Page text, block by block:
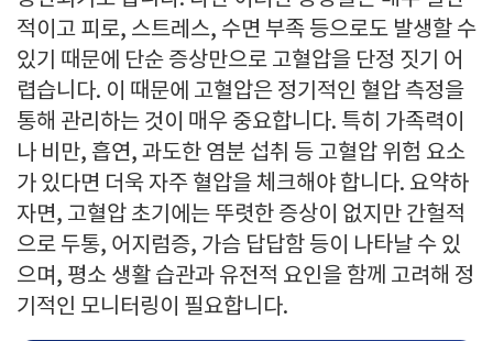
적이고 피로, 스트레스, 수면 부족 등으로도 발생할 수
있기 때문에 단순 증상만으로 고혈압을 단정 짓기 어
렵습니다. 이 때문에 고혈압은 정기적인 혈압 측정을
통해 관리하는 것이 매우 중요합니다. 특히 가족력이
나 비만, 흡연, 과도한 염분 섭취 등 고혈압 위험 요소
가 있다면 더욱 자주 혈압을 체크해야 합니다. 요약하
자면, 고혈압 초기에는 뚜렷한 증상이 없지만 간헐적
으로 두통, 어지럼증, 가슴 답답함 등이 나타날 수 있
으며, 평소 생활 습관과 유전적 요인을 함께 고려해 정
기적인 모니터링이 필요합니다.